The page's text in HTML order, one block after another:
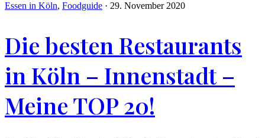
Essen in Köln, Foodguide · 29. November 2020
Die besten Restaurants
in Köln – Innenstadt –
Meine TOP 20!